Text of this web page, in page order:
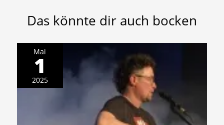
Das könnte dir auch bocken
Mai
1
2025